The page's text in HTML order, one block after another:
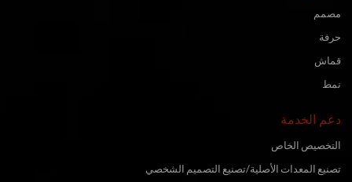
مصمم
حرفة
قماش
نمط
دعم الخدمة
التخصيص الخاص
تصنيع المعدات الأصلية/تصنيع التصميم الشخصي